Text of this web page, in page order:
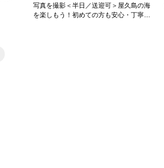
写真を撮影＜半日／送迎可＞屋久島の海
を楽しもう！初めての方も安心・丁寧に